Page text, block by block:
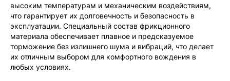
высоким температурам и механическим воздействиям,
что гарантирует их долговечность и безопасность в
эксплуатации. Специальный состав фрикционного
материала обеспечивает плавное и предсказуемое
торможение без излишнего шума и вибраций, что делает
их отличным выбором для комфортного вождения в
любых условиях.